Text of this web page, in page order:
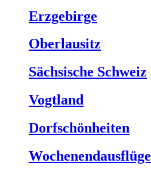
Erzgebirge
Oberlausitz
Sächsische Schweiz
Vogtland
Dorfschönheiten
Wochenendausflüge